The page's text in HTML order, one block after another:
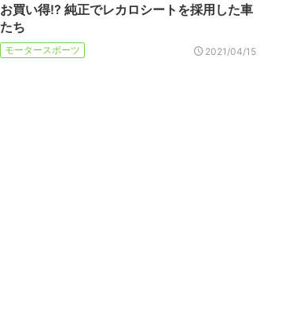
お買い得!? 純正でレカロシートを採用した車
たち
モータースポーツ 2021/04/15